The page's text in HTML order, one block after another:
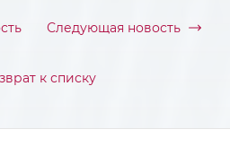
к списку
Следующая новость